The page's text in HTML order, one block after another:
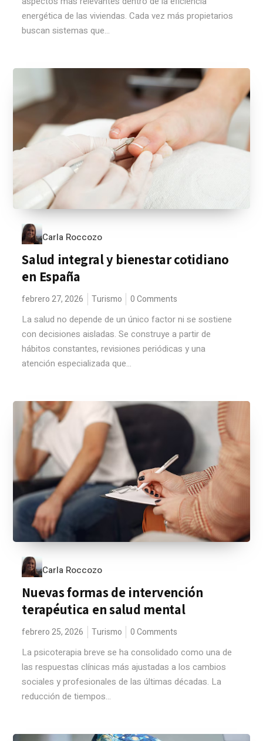
energética de las viviendas. Cada vez más propietarios
buscan sistemas que...
Carla Roccozo
Salud integral y bienestar cotidiano
en España
febrero 27, 2026 Turismo 0 Comments
La salud no depende de un único factor ni se sostiene
con decisiones aisladas. Se construye a partir de
hábitos constantes, revisiones periódicas y una
atención especializada que...
Carla Roccozo
Nuevas formas de intervención
terapéutica en salud mental
febrero 25, 2026 Turismo 0 Comments
La psicoterapia breve se ha consolidado como una de
las respuestas clínicas más ajustadas a los cambios
sociales y profesionales de las últimas décadas. La
reducción de tiempos...